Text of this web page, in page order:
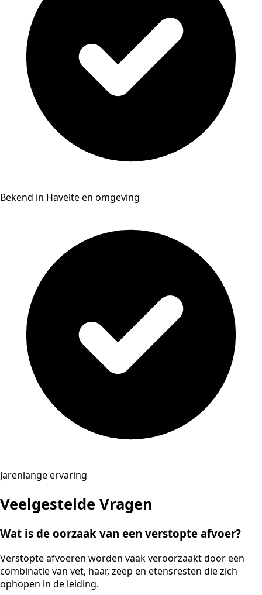
Bekend in Havelte en omgeving
Jarenlange ervaring
Veelgestelde Vragen
Wat is de oorzaak van een verstopte afvoer?
Verstopte afvoeren worden vaak veroorzaakt door een
combinatie van vet, haar, zeep en etensresten die zich
ophopen in de leiding.